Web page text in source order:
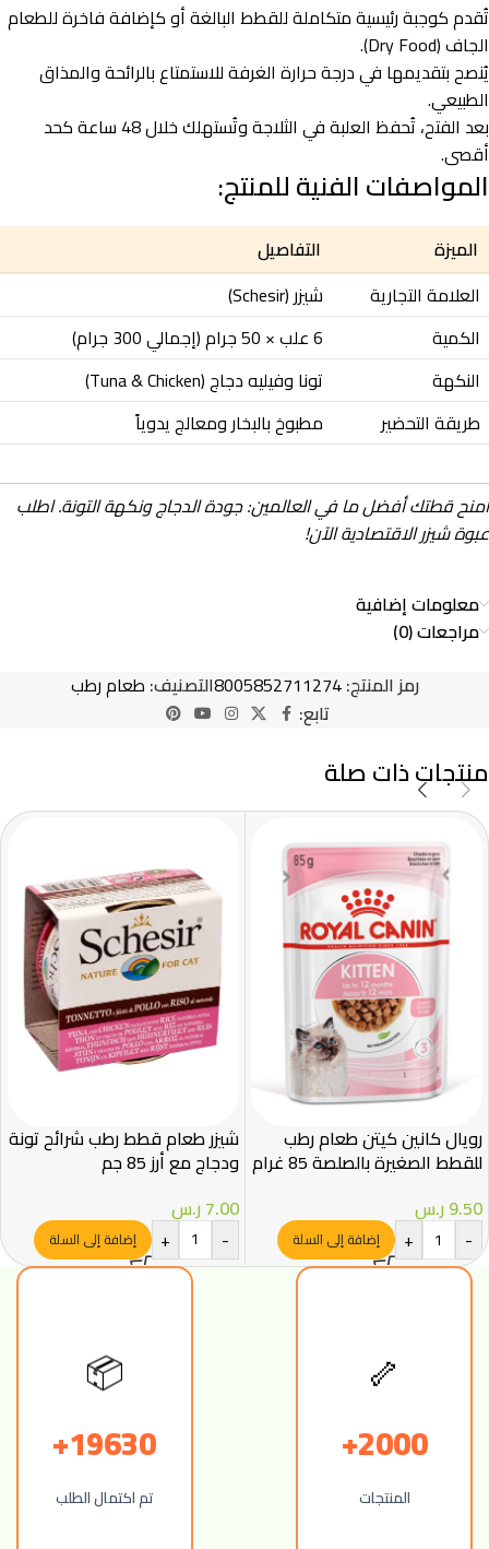
تُقدم كوجبة رئيسية متكاملة للقطط البالغة أو كإضافة فاخرة للطعام
الجاف (Dry Food).
يُنصح بتقديمها في درجة حرارة الغرفة للاستمتاع بالرائحة والمذاق
الطبيعي.
بعد الفتح، تُحفظ العلبة في الثلاجة وتُستهلك خلال 48 ساعة كحد
أقصى.
المواصفات الفنية للمنتج:
الميزة
التفاصيل
العلامة التجارية
شيزر (Schesir)
الكمية
6 علب × 50 جرام (إجمالي 300 جرام)
النكهة
تونا وفيليه دجاج (Tuna & Chicken)
طريقة التحضير
مطبوخ بالبخار ومعالج يدوياً
امنح قطتك أفضل ما في العالمين: جودة الدجاج ونكهة التونة. اطلب
عبوة شيزر الاقتصادية الآن!
معلومات إضافية
مراجعات (0)
رمز المنتج:8005852711274التصنيف: طعام رطب
تابع:
منتجات ذات صلة
رويال كانين كيتن طعام رطب
للقطط الصغيرة بالصلصة 85 غرام
9.50ر.س
-
+ إضافة إلى السلة
شيزر طعام قطط رطب شرائح تونة
ودجاج مع أرز 85 جم
7.00ر.س
-
+ إضافة إلى السلة
🦴
2000+
المنتجات
📦
19630+
تم اكتمال الطلب